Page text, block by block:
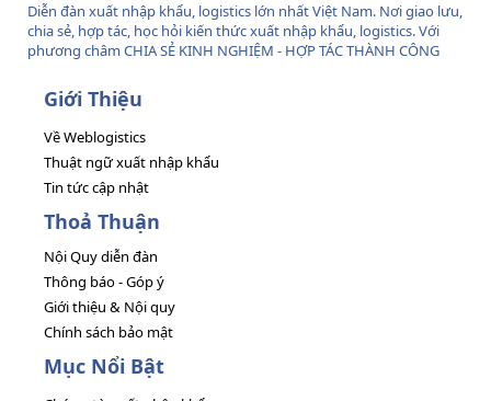
Diễn đàn xuất nhập khẩu, logistics lớn nhất Việt Nam. Nơi giao lưu,
chia sẻ, hợp tác, học hỏi kiến thức xuất nhập khẩu, logistics. Với
phương châm CHIA SẺ KINH NGHIỆM - HỢP TÁC THÀNH CÔNG
Giới Thiệu
Về Weblogistics
Thuật ngữ xuất nhập khẩu
Tin tức cập nhật
Thoả Thuận
Nội Quy diễn đàn
Thông báo - Góp ý
Giới thiệu & Nội quy
Chính sách bảo mật
Mục Nổi Bật